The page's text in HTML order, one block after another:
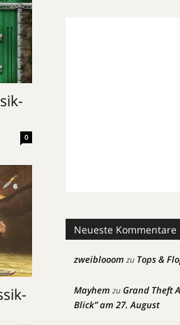
0
Neueste Kommentare
zweiblooom zu Tops &
Mayhem zuGrand Theft
Blick” am 27. August